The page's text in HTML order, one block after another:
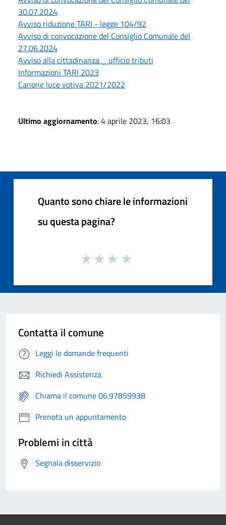
30.07.2024
Avviso riduzione TARI - legge 104/92
Avviso di convocazione del Consiglio Comunale del
27.06.2024
Avviso alla cittadinanza _ ufficio tributi
Informazioni TARI 2023
Canone luce votiva 2021/2022
Ultimo aggiornamento: 4 aprile 2023, 16:03
Quanto sono chiare le informazioni
su questa pagina?
Contatta il comune
Leggi le domande frequenti
Richiedi Assistenza
Chiama il comune 06.97859938
Prenota un appuntamento
Problemi in città
Segnala disservizio